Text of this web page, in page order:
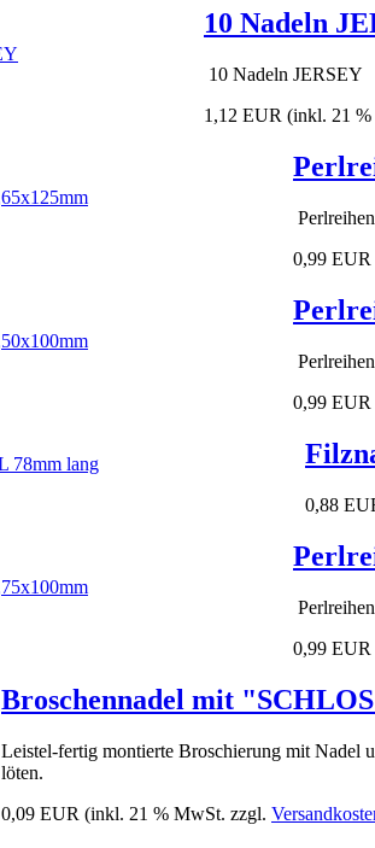
10 Nadeln
10 Nadeln JERSEY
1,12 EUR (inkl. 21
0,99 EUR
0,99 EUR
0,88
0,99 EUR
Broschennadel mit
Leistel-fertig montierte Broschierung mit Nadel
löten.
0,09 EUR (inkl. 21 % MwSt. zzgl.